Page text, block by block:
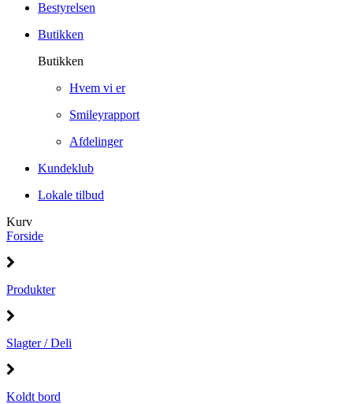
Bestyrelsen
Butikken
Butikken
Hvem vi er
Smileyrapport
Afdelinger
Kundeklub
Lokale tilbud
Kurv
Forside
Produkter
Slagter / Deli
Koldt bord